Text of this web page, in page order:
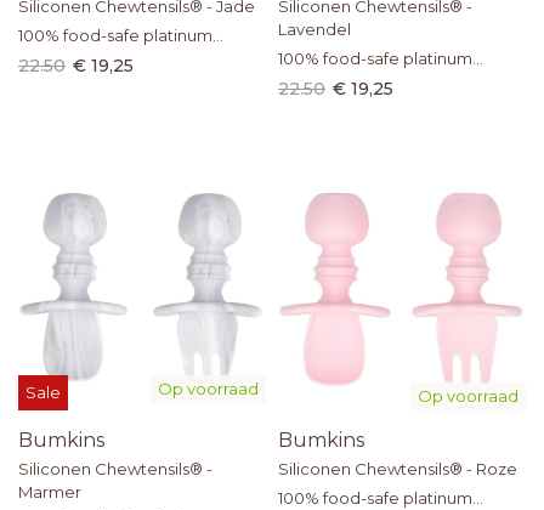
Siliconen Chewtensils® - Jade
100% food-safe platinum
silicone
22.50 € 19,25
Siliconen Chewtensils® -
Lavendel
100% food-safe platinum
silicone
22.50 € 19,25
Op voorraad
Sale
Bumkins
Siliconen Chewtensils® -
Marmer
Op voorraad
Bumkins
Siliconen Chewtensils® - Roze
100% food-safe platinum